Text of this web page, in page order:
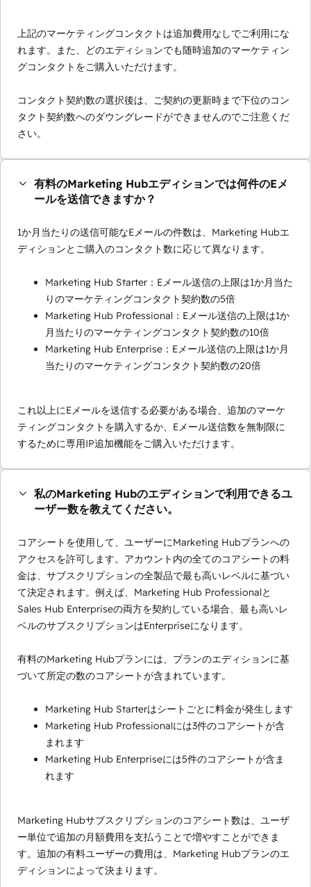
上記のマーケティングコンタクトは追加費用なしでご利用にな
れます。また、どのエディションでも随時追加のマーケティン
グコンタクトをご購入いただけます。
コンタクト契約数の選択後は、ご契約の更新時まで下位のコン
タクト契約数へのダウングレードができませんのでご注意くだ
さい。
有料のMarketing Hubエディションでは何件のEメ
ールを送信できますか？
1か月当たりの送信可能なEメールの件数は、Marketing Hubエ
ディションとご購入のコンタクト数に応じて異なります。
Marketing Hub Starter：Eメール送信の上限は1か月当た
りのマーケティングコンタクト契約数の5倍
Marketing Hub Professional：Eメール送信の上限は1か
月当たりのマーケティングコンタクト契約数の10倍
Marketing Hub Enterprise：Eメール送信の上限は1か月
当たりのマーケティングコンタクト契約数の20倍
これ以上にEメールを送信する必要がある場合、追加のマーケ
ティングコンタクトを購入するか、Eメール送信数を無制限に
するために専用IP追加機能をご購入いただけます。
私のMarketing Hubのエディションで利用できるユ
ーザー数を教えてください。
コアシートを使用して、ユーザーにMarketing Hubプランへの
アクセスを許可します。アカウント内の全てのコアシートの料
金は、サブスクリプションの全製品で最も高いレベルに基づい
て決定されます。例えば、Marketing Hub Professionalと
Sales Hub Enterpriseの両方を契約している場合、最も高いレ
ベルのサブスクリプションはEnterpriseになります。
有料のMarketing Hubプランには、プランのエディションに基
づいて所定の数のコアシートが含まれています。
Marketing Hub Starterはシートごとに料金が発生します
Marketing Hub Professionalには3件のコアシートが含
まれます
Marketing Hub Enterpriseには5件のコアシートが含ま
れます
Marketing Hubサブスクリプションのコアシート数は、ユーザ
ー単位で追加の月額費用を支払うことで増やすことができま
す。追加の有料ユーザーの費用は、Marketing Hubプランのエ
ディションによって決まります。